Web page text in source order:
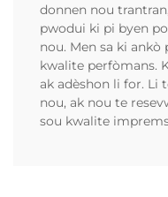
donnen nou
pwodui ki pi byen
nou. Men sa ki ankò
kwalite perfòmans.
ak adèshon li for. Li
nou, ak nou te
sou kwalite